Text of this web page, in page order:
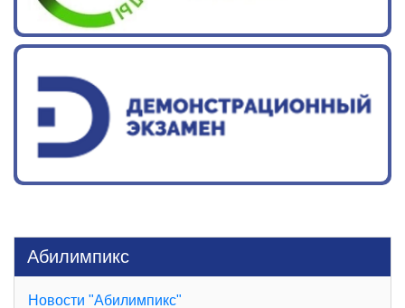
Абилимпикс
Новости "Абилимпикс"